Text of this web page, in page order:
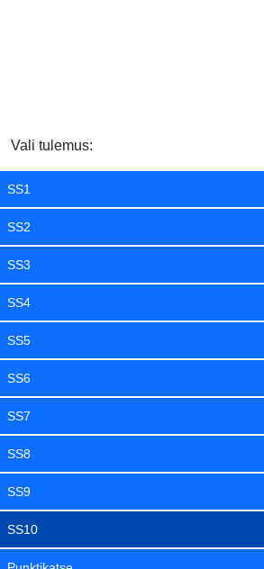
Vali tulemus:
SS1
SS2
SS3
SS4
SS5
SS6
SS7
SS8
SS9
SS10